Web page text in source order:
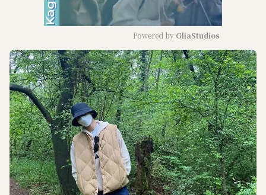
M
u
t
e
Powered by GliaStudios